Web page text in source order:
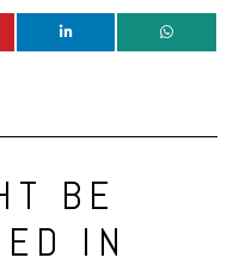
BE
IN